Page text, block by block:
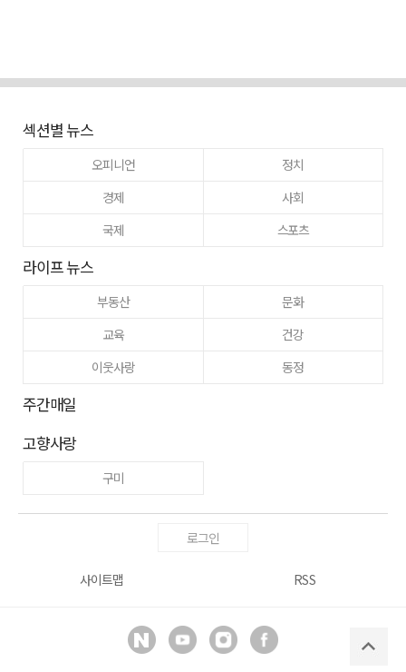
섹션별 뉴스
오피니언
정치
경제
사회
국제
스포츠
라이프 뉴스
부동산
문화
교육
건강
이웃사랑
동정
주간매일
고향사랑
구미
로그인
사이트맵 RSS